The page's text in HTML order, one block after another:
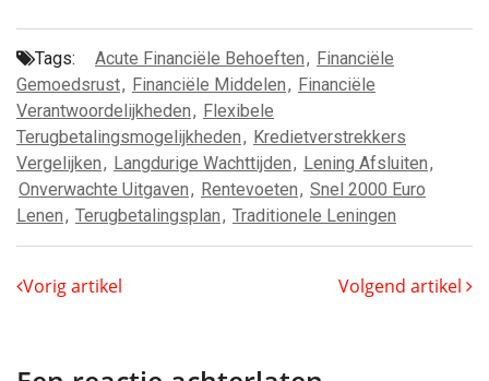
Tags: Acute Financiële Behoeften, Financiële
Gemoedsrust, Financiële Middelen, Financiële
Verantwoordelijkheden, Flexibele
Terugbetalingsmogelijkheden, Kredietverstrekkers
Vergelijken, Langdurige Wachttijden, Lening Afsluiten,
Onverwachte Uitgaven, Rentevoeten, Snel 2000 Euro
Lenen, Terugbetalingsplan, Traditionele Leningen
Vorig artikel Volgend artikel